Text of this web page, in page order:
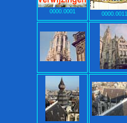
0000.0001 0000.0011